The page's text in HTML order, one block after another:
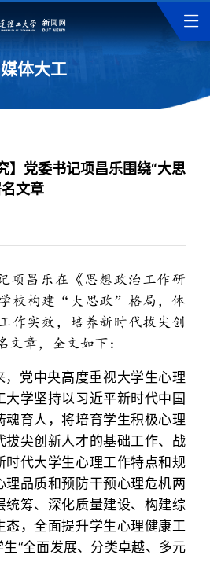
媒体大工
】党委书记项昌乐围绕“大思
文章
项昌乐在《思想政治工作研
校 构建 “大思政”格局，体
作实效， 培养新时代拔尖创
文章，全文如下：
，党中央高度重视大学生心理
学坚持以习近平新时代中国
魂育人，将培育学生积极心理
拔尖创新人才的基础工作、战
时代大学生心理工作特点和规
理品质和预防干预心理危机两
统筹、深化质量建设、构建综
态，全面提升学生心理健康工
“全面发展、分类卓越、多元